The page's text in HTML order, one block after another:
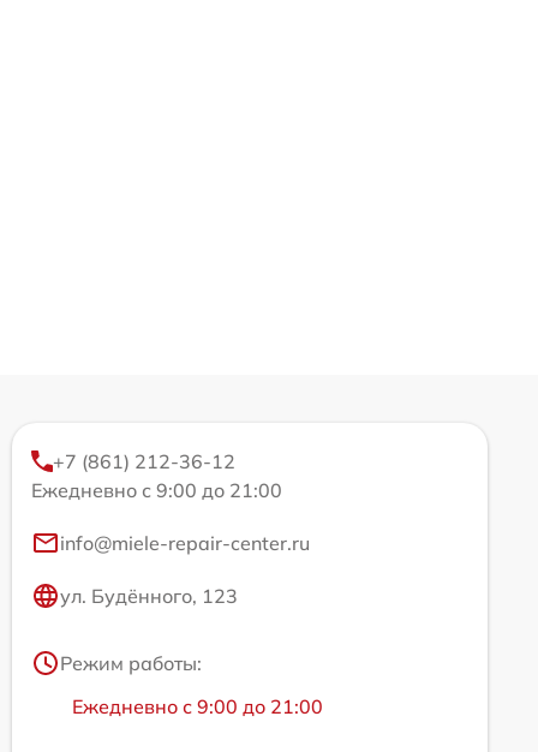
+7 (861) 212-36-12
Ежедневно с 9:00 до 21:00
info@miele-repair-center.ru
ул. Будённого, 123
Режим работы:
Ежедневно с 9:00 до 21:00